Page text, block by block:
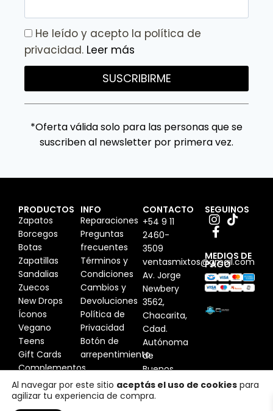
He leído y acepto la política de
privacidad. Leer más
SUSCRIBIRME
*Oferta válida solo para las personas que se
suscriben al newsletter por primera vez.
PRODUCTOS
Zapatos
Borcegos
Botas
Zapatillas
Sandalias
Zuecos
New Drops
Íconos
Vegano
Teens
Gift Cards
Complementos
INFO
Reparaciones
Preguntas
frecuentes
Términos y
Condiciones
Cambios y
Devoluciones
Política de
Privacidad
Botón de
arrepentimiento
CONTACTO
+54 9 11
2460-
3509
ventasmixtos@gmail.com
Av. Jorge
Newbery
3562,
Chacarita,
Cdad.
Autónoma
de
Buenos
Aires,
Argentina
SEGUINOS
MEDIOS DE
PAGO
Al navegar por este sitio aceptás el uso de cookies para
agilizar tu experiencia de compra.